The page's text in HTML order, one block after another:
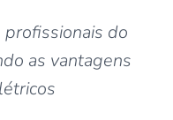
do
as vantagens